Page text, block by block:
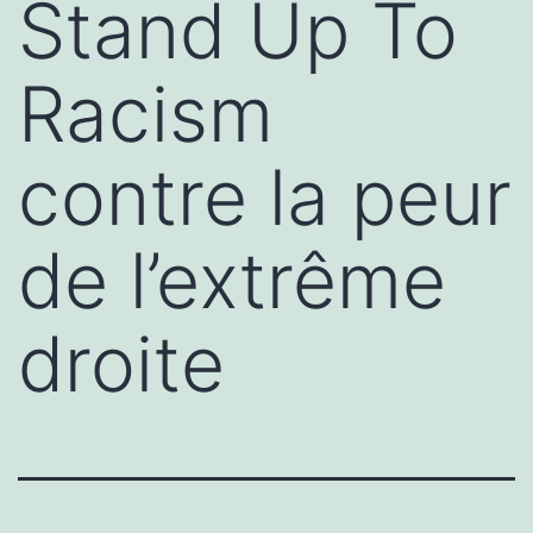
Stand Up To
Racism
contre la peur
de l’extrême
droite